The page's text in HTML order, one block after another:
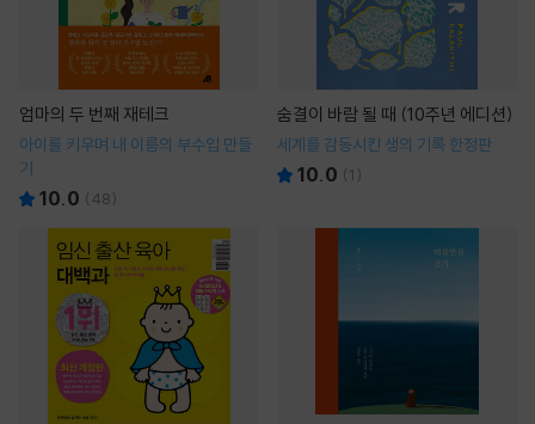
엄마의 두 번째 재테크
아이를 키우며 내 이름의 부수입 만들
기
10.0 (48)
숨결이 바람 될 때 (10주년 에디션)
세계를 감동시킨 생의 기록 한정판
10.0 (1 )